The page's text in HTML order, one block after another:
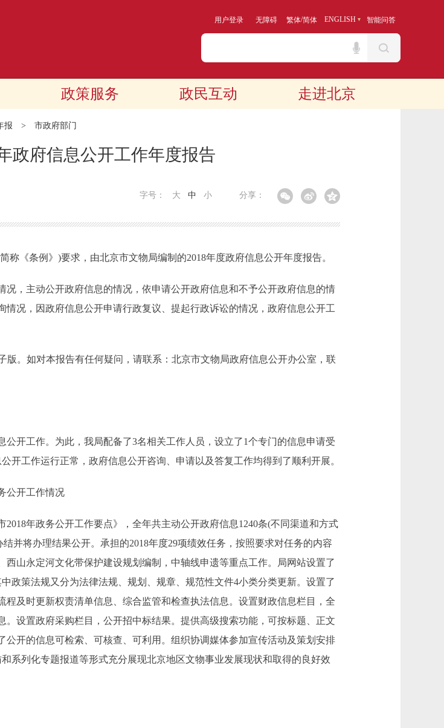
用户登录 无障碍 繁体/简体 ENGLISH 智能问答
政策服务 政民互动 走进北京
报 > 市政府部门
政府信息公开工作年度报告
分享：
字号： 大 中 小
《条例》)要求，由北京市文物局编制的2018年度政府信息公开年度报告。
，主动公开政府信息的情况，依申请公开政府信息和不予公开政府信息的情
况，因政府信息公开申请行政复议、提起行政诉讼的情况，政府信息公开工
。如对本报告有任何疑问，请联系：北京市文物局政府信息公开办公室，联
开工作。为此，我局配备了3名相关工作人员，设立了1个专门的信息申请受
开工作运行正常，政府信息公开咨询、申请以及答复工作均得到了顺利开展。
公开工作情况
年政务公开工作要点》，全年共主动公开政府信息1240条(不同渠道和方式
并将办理结果公开。承担的2018年度29项绩效任务，按照要求对任务的内容
山永定河文化带保护建设规划编制，中轴线申遗等重点工作。局网站设置了
策法规又分为法律法规、规划、规章、规范性文件4小类分类更新。设置了
及时更新权责清单信息、综合监管和检查执法信息。设置财政信息栏目，全
。设置政府采购栏目，公开招中标结果。提供高级搜索功能，可按标题、正文
开的信息可检索、可核查、可利用。组织协调媒体参加宣传活动及策划安排
系列化专题报道等形式充分展现北京地区文物事业发展现状和取得的良好效